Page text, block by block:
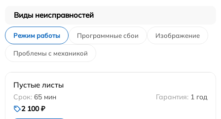
Виды неисправностей
Режим работы Программные сбои Изображение
Проблемы с механикой
Пустые листы
65 мин
1 год
2 100 ₽